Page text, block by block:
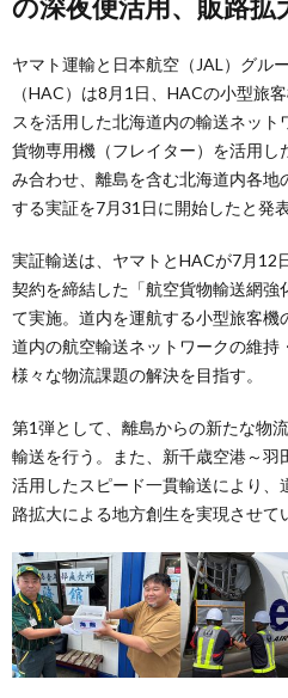
ヤマト運輸と日本航空（JAL）グル
（HAC）は8月1日、HACの小型旅
スを活用した北海道内の輸送ネッ
貨物専用機（フレイター）を活用し
み合わせ、離島を含む北海道内各地
する実証を7月31日に開始したと発表
実証輸送は、ヤマトとHACが7月12
契約を締結した「航空貨物輸送網
て実施。道内を運航する小型旅客
道内の航空輸送ネットワークの維持
様々な物流課題の解決を目指す。
第1弾として、離島からの新たな物
輸送を行う。また、新千歳空港～羽
活用したスピード一貫輸送により、
路拡大による地方創生を実現させて